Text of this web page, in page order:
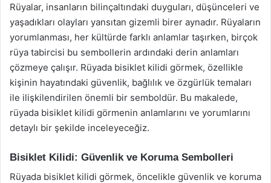
Rüyalar, insanların bilinçaltındaki duyguları, düşünceleri ve
yaşadıkları olayları yansıtan gizemli birer aynadır. Rüyaların
yorumlanması, her kültürde farklı anlamlar taşırken, birçok
rüya tabircisi bu sembollerin ardındaki derin anlamları
çözmeye çalışır. Rüyada bisiklet kilidi görmek, özellikle
kişinin hayatındaki güvenlik, bağlılık ve özgürlük temaları
ile ilişkilendirilen önemli bir semboldür. Bu makalede,
rüyada bisiklet kilidi görmenin anlamlarını ve yorumlarını
detaylı bir şekilde inceleyeceğiz.
Bisiklet Kilidi: Güvenlik ve Koruma Sembolleri
Rüyada bisiklet kilidi görmek, öncelikle güvenlik ve koruma